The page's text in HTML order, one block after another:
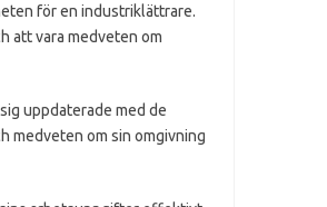
för en industriklättrare.
att vara medveten om
uppdaterade med de
medveten om sin omgivning